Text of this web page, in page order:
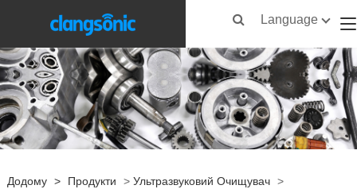
Language
Додому > Продукти > Ультразвуковий Очищувач >